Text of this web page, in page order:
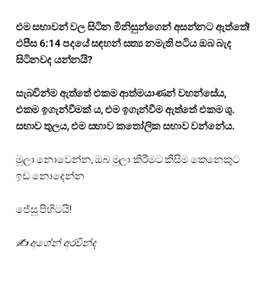
එම සභාවන් වල සිටින මිනිසුන්ගෙන් අසන්නට ඇත්තේ!
එපීස 6:14 පදයේ සඳහන් සත්‍ය නමැති පටිය ඔබ බැද
සිටිනවද යන්නයි?
සැබවින්ම ඇත්තේ එකම ආත්මයාණන් වහන්සේය,
එකම ඉගැන්වීමක් ය, එම ඉගැන්වීම ඇත්තේ එකම ශු.
සභාව තුලය, එම සභාව කතෝලික සභාව වන්නේය.
මුලා නොවෙන්න, ඔබ මුලා කිරීමට කිසිම කෙනෙකුට
ඉඩ නොදෙන්න
ජේසු පිහිටයි!
✍️ අශේන් අරවින්ද